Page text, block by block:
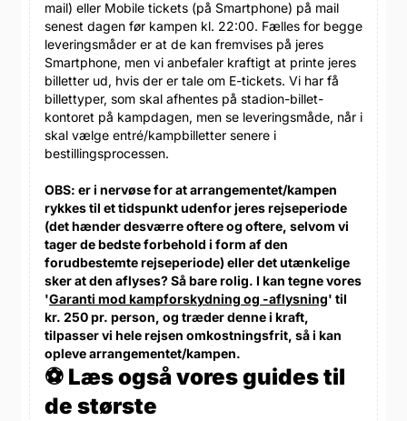
mail) eller Mobile tickets (på Smartphone) på mail
senest dagen før kampen kl. 22:00. Fælles for begge
leveringsmåder er at de kan fremvises på jeres
Smartphone, men vi anbefaler kraftigt at printe jeres
billetter ud, hvis der er tale om E-tickets. Vi har få
billettyper, som skal afhentes på stadion-billet-
kontoret på kampdagen, men se leveringsmåde, når i
skal vælge entré/kampbilletter senere i
bestillingsprocessen.
OBS: er i nervøse for at arrangementet/kampen
rykkes til et tidspunkt udenfor jeres rejseperiode
(det hænder desværre oftere og oftere, selvom vi
tager de bedste forbehold i form af den
forudbestemte rejseperiode) eller det utænkelige
sker at den aflyses? Så bare rolig. I kan tegne vores
'Garanti mod kampforskydning og -aflysning' til
kr. 250 pr. person, og træder denne i kraft,
tilpasser vi hele rejsen omkostningsfrit, så i kan
opleve arrangementet/kampen.
⚽ Læs også vores guides til
de største